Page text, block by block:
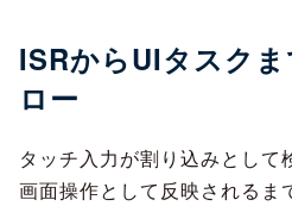
ISRからUIタスク
ロー
タッチ入力が割り込みとして
画面操作として反映されるま